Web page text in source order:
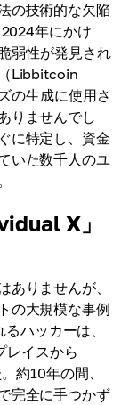
の技術的な欠陥
年にかけ
弱性が発見され
Libbitcoin
の生成に使用さ
りませんでし
に特定し、資金
いた数千人のユ
X」
りませんが、
の大規模な事例
ハッカーは、
レイスから
約10年の間、
完全に手つかず